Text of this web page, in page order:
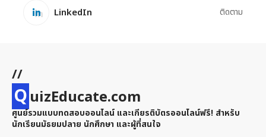
LinkedIn ติดตาม
//
QuizEducate.com
ศูนย์รวมแบบทดสอบออนไลน์ และเกียรติบัตรออนไลน์ฟรี! สำหรับ
นักเรียนมัธยมปลาย นักศึกษา และผู้ที่สนใจ